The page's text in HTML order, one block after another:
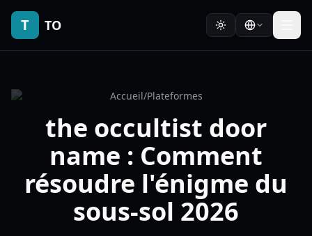
T TO
Accueil/Plateformes
the occultist door
name : Comment
résoudre l'énigme du
sous-sol 2026